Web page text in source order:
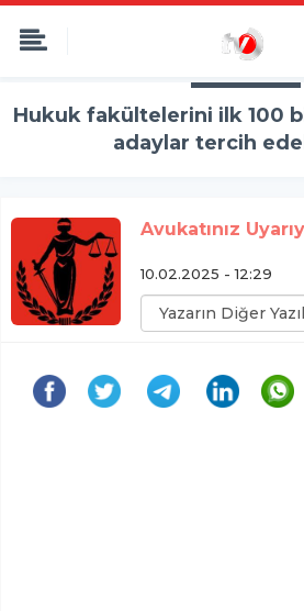
Hukuk fakültelerini ilk 100
adaylar tercih
Avukatınız
10.02.2025 - 12:29